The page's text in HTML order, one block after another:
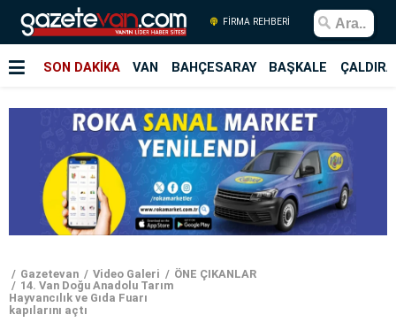
FİRMA REHBERİ
SON DAKİKA VAN BAHÇESARAY BAŞKALE
Gazetevan Video Galeri
ÖNE ÇIKANLAR
14. Van Doğu Anadolu Tarım
Hayvancılık ve Gıda Fuarı
kapılarını açtı